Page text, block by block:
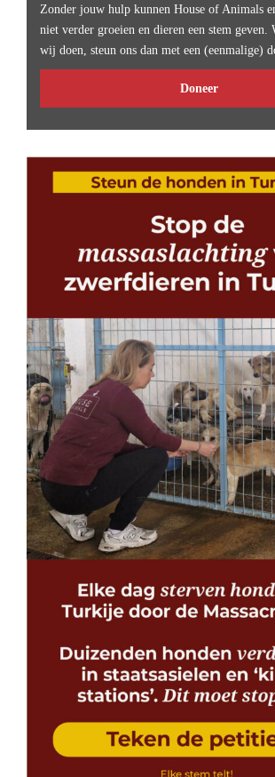
Zonder jouw hulp kunnen House of Animals
niet verder groeien en dieren een stem geven.
wij doen, steun ons dan met een (eenmalige)
Doneer